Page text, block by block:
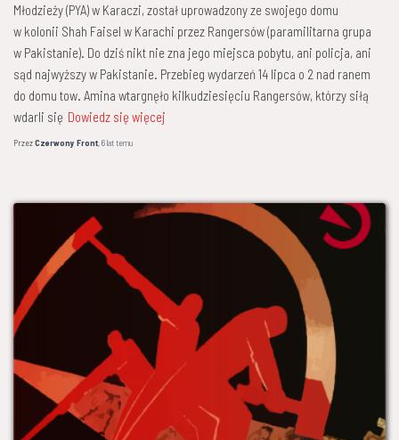
Młodzieży (PYA) w Karaczi, został uprowadzony ze swojego domu
w kolonii Shah Faisel w Karachi przez Rangersów (paramilitarna grupa
w Pakistanie). Do dziś nikt nie zna jego miejsca pobytu, ani policja, ani
sąd najwyższy w Pakistanie. Przebieg wydarzeń 14 lipca o 2 nad ranem
do domu tow. Amina wtargnęło kilkudziesięciu Rangersów, którzy siłą
wdarli się Dowiedz się więcej
PrzezCzerwony Front,6 lattemu